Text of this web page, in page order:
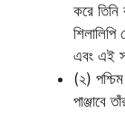
করে তিনি
শিলালিপি
এবং এই
(২)
পাঞ্জাবে